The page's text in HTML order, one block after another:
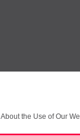
About the Use of Our